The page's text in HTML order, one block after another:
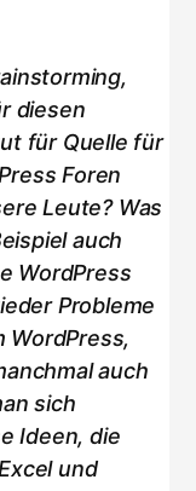
diesen
für Quelle für
Foren
Leute? Was
auch
WordPress
Probleme
WordPress,
auch
sich
Ideen, die
und